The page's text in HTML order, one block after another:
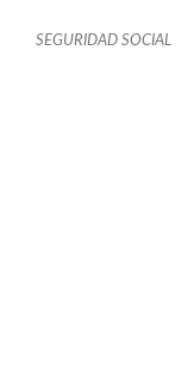
SEGURIDAD SOCIAL